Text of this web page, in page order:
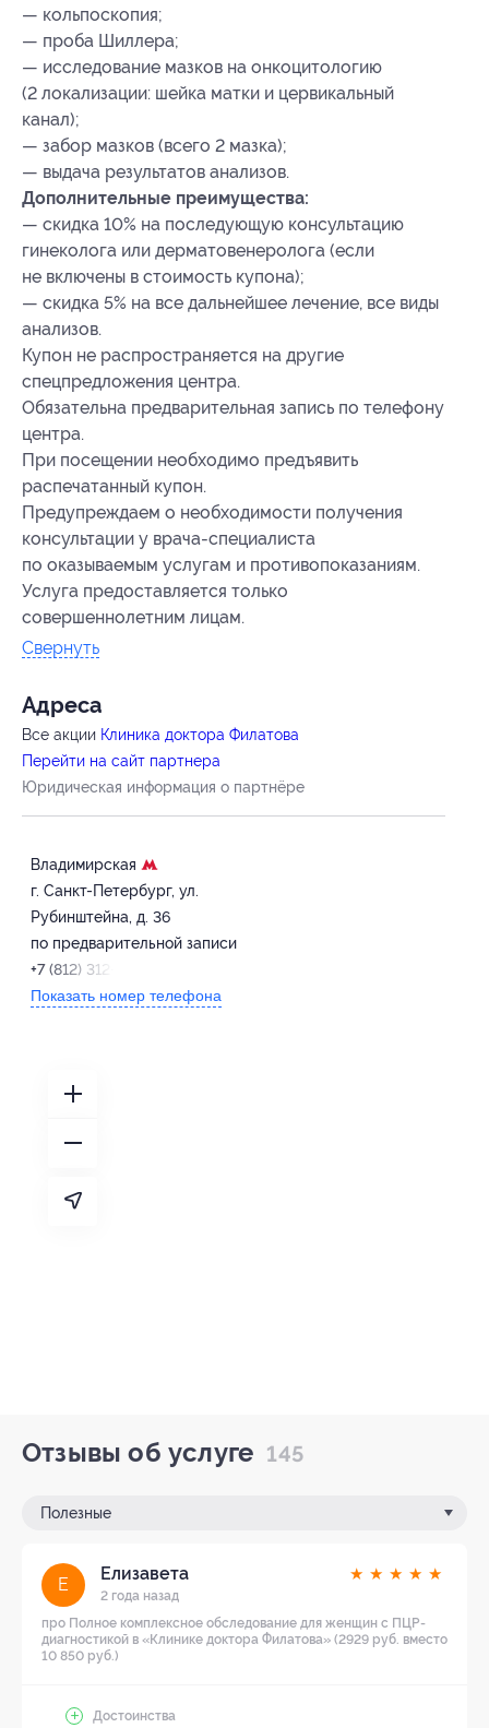
— кольпоскопия;
— проба Шиллера;
— исследование мазков на онкоцитологию
(2 локализации: шейка матки и цервикальный
канал);
— забор мазков (всего 2 мазка);
— выдача результатов анализов.
Дополнительные преимущества:
— скидка 10% на последующую консультацию
гинеколога или дерматовенеролога (если
не включены в стоимость купона);
— скидка 5% на все дальнейшее лечение, все виды
анализов.
Купон не распространяется на другие
спецпредложения центра.
Обязательна предварительная запись по телефону
центра.
При посещении необходимо предъявить
распечатанный купон.
Предупреждаем о необходимости получения
консультации у врача-специалиста
по оказываемым услугам и противопоказаниям.
Услуга предоставляется только
совершеннолетним лицам.
Свернуть
Адресa
Все акции Клиника доктора Филатова
Перейти на сайт партнера
Юридическая информация о партнёре
Владимирская
г. Санкт-Петербург, ул.
Рубинштейна, д. 36
по предварительной записи
+7 (812) 312-65-65
Показать номер телефона
Отзывы об услуге 145
Полезные
Е
Елизавета
2 года назад
★ ★ ★ ★ ★
про Полное комплексное обследование для женщин с ПЦР-
диагностикой в «Клинике доктора Филатова» (2929 руб. вместо
10 850 руб.)
Достоинства